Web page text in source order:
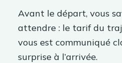
Avant le départ, vous
attendre : le tarif du
vous est communiqué
surprise à l’arrivée.